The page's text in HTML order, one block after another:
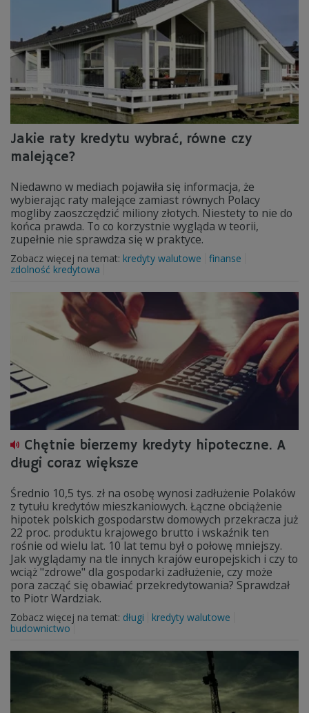
Jakie raty kredytu wybrać, równe czy
malejące?
Niedawno w mediach pojawiła się informacja, że
wybierając raty malejące zamiast równych Polacy
mogliby zaoszczędzić miliony złotych. Niestety to nie do
końca prawda. To co korzystnie wygląda w teorii,
zupełnie nie sprawdza się w praktyce.
Zobacz więcej na temat: kredyty walutowe
finanse
zdolność kredytowa
Chętnie bierzemy kredyty hipoteczne. A
długi coraz większe
Średnio 10,5 tys. zł na osobę wynosi zadłużenie Polaków
z tytułu kredytów mieszkaniowych. Łączne obciążenie
hipotek polskich gospodarstw domowych przekracza już
22 proc. produktu krajowego brutto i wskaźnik ten
rośnie od wielu lat. 10 lat temu był o połowę mniejszy.
Jak wyglądamy na tle innych krajów europejskich i czy to
wciąż "zdrowe" dla gospodarki zadłużenie, czy może
pora zacząć się obawiać przekredytowania? Sprawdzał
to Piotr Wardziak.
Zobacz więcej na temat: długi
kredyty walutowe
budownictwo